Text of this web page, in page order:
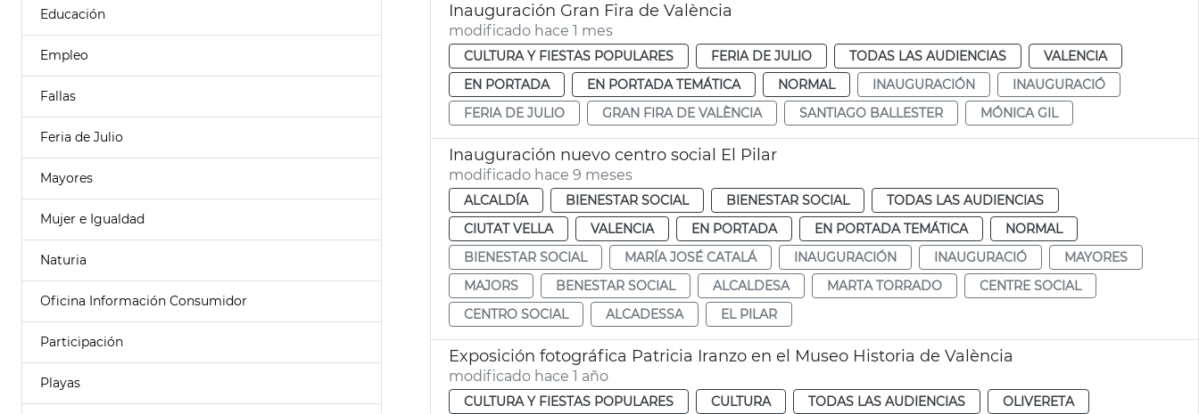
Educación
Empleo
Fallas
Feria de Julio
Mayores
Mujer e Igualdad
Naturia
Oficina Información Consumidor
Participación
Playas
Inauguración Gran Fira de València
modificado hace 1 mes
CULTURA Y FIESTAS POPULARES FERIA DE JULIO TODAS LAS AUDIENCIAS
VALENCIA
EN PORTADA
EN PORTADA TEMÁTICA NORMAL INAUGURACIÓN
INAUGURACIÓ
FERIA DE JULIO
GRAN FIRA DE VALÈNCIA SANTIAGO BALLESTER MÓNICA GIL
Inauguración nuevo centro social El Pilar
modificado hace 9 meses
ALCALDÍA BIENESTAR SOCIAL BIENESTAR SOCIAL
TODAS LAS AUDIENCIAS
CIUTAT VELLA
VALENCIA EN PORTADA EN PORTADA TEMÁTICA
NORMAL
BIENESTAR SOCIAL
MARÍA JOSÉ CATALÁ INAUGURACIÓN INAUGURACIÓ
MAYORES
MAJORS
BENESTAR SOCIAL ALCALDESA MARTA TORRADO
CENTRE SOCIAL
CENTRO SOCIAL
ALCADESSA EL PILAR
Exposición fotográfica Patricia Iranzo en el Museo Historia de València
modificado hace 1 año
CULTURA Y FIESTAS POPULARES CULTURA TODAS LAS AUDIENCIAS
OLIVERETA